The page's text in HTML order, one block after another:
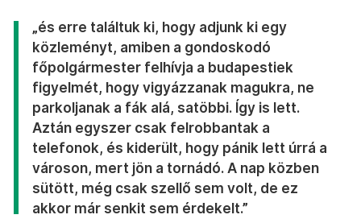
„és erre találtuk ki, hogy adjunk ki egy
közleményt, amiben a gondoskodó
főpolgármester felhívja a budapestiek
figyelmét, hogy vigyázzanak magukra, ne
parkoljanak a fák alá, satöbbi. Így is lett.
Aztán egyszer csak felrobbantak a
telefonok, és kiderült, hogy pánik lett úrrá a
városon, mert jön a tornádó. A nap közben
sütött, még csak szellő sem volt, de ez
akkor már senkit sem érdekelt.”